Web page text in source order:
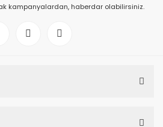
kampanyalardan, haberdar olabilirsiniz.